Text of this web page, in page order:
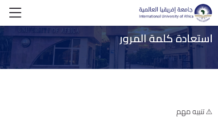
Skip to navigation
Skip to login form
تخطى إلى المحتوى الرئيسي
Skip to accessibility options
Skip to footer
Skip accessibility options
استعادة كلمة المرور
⚠️ تنبيه مهم